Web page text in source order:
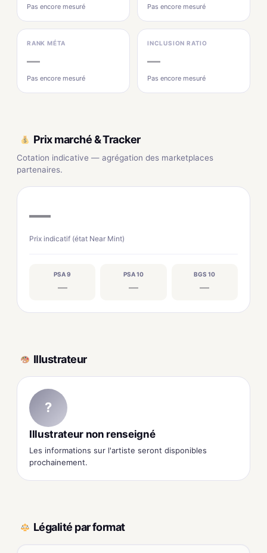
Pas encore mesuré Pas encore mesuré
RANK MÉTA
—
Pas encore mesuré
INCLUSION RATIO
—
Pas encore mesuré
Prix marché & Tracker
Cotation indicative — agrégation des marketplaces
partenaires.
—
Prix indicatif (état Near Mint)
PSA 9
—
PSA 10
—
BGS 10
—
Illustrateur
?
Illustrateur non renseigné
Les informations sur l'artiste seront disponibles
prochainement.
Légalité par format